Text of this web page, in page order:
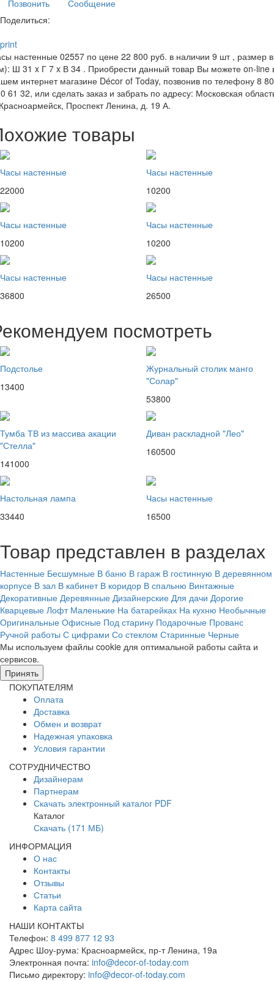
Позвонить
Сообщение
Поделиться:
print
настенные 02557 по цене 22 800 руб. в наличии 9 шт , размер в
Ш 31 x Г 7 x В 34 . Приобрести данный товар Вы можете on-line
интернет магазине Décor of Today, позвонив по телефону 8
61 32, или сделать заказ и забрать по адресу: Московская
Проспект Ленина, д. 19 А.
товары
Часы настенные
22000
Часы настенные
10200
Часы настенные
10200
Часы настенные
10200
Часы настенные
36800
Часы настенные
26500
посмотреть
Подстолье
13400
Журнальный столик манго
"Солар"
53800
Тумба ТВ из массива акации
"Стелла"
141000
Диван раскладной "Лео"
160500
Настольная лампа
33440
Часы настенные
16500
Товар представлен в разделах
Настенные Бесшумные В баню В гараж В гостинную В деревянном
корпусе В зал В кабинет В коридор В спальню Винтажные
Декоративные Деревянные Дизайнерские Для дачи Дорогие
Кварцевые Лофт Маленькие На батарейках На кухню Необычные
Оригинальные Офисные Под старину Подарочные Прованс
Ручной работы С цифрами Со стеклом Старинные Черные
Мы используем файлы cookie для оптимальной работы сайта и
сервисов.
Принять
ПОКУПАТЕЛЯМ
Оплата
Доставка
Обмен и возврат
Надежная упаковка
Условия гарантии
СОТРУДНИЧЕСТВО
Дизайнерам
Партнерам
Скачать электронный каталог PDF
Каталог
Скачать (171 МБ)
ИНФОРМАЦИЯ
О нас
Контакты
Отзывы
Статьи
Карта сайта
НАШИ КОНТАКТЫ
Телефон: 8 499 877 12 93
Адрес Шоу-рума: Красноармейск, пр-т Ленина, 19а
Электронная почта: info@decor-of-today.com
Письмо директору: info@decor-of-today.com